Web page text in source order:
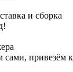
и сборка
привезём